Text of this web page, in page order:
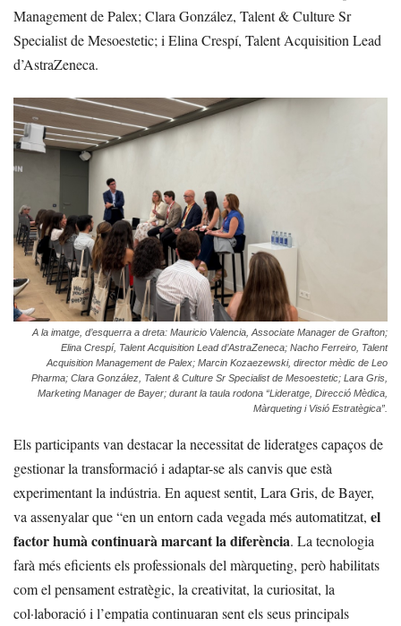
Management de Palex; Clara González, Talent & Culture Sr
Specialist de Mesoestetic; i Elina Crespí, Talent Acquisition Lead
d’AstraZeneca.
A la imatge, d’esquerra a dreta: Mauricio Valencia, Associate Manager de Grafton;
Elina Crespí, Talent Acquisition Lead d’AstraZeneca; Nacho Ferreiro, Talent
Acquisition Management de Palex; Marcin Kozaezewski, director mèdic de Leo
Pharma; Clara González, Talent & Culture Sr Specialist de Mesoestetic; Lara Gris,
Marketing Manager de Bayer; durant la taula rodona “Lideratge, Direcció Mèdica,
Màrqueting i Visió Estratègica”.
Els participants van destacar la necessitat de lideratges capaços de
gestionar la transformació i adaptar-se als canvis que està
experimentant la indústria. En aquest sentit, Lara Gris, de Bayer,
va assenyalar que “en un entorn cada vegada més automatitzat, el
factor humà continuarà marcant la diferència. La tecnologia
farà més eficients els professionals del màrqueting, però habilitats
com el pensament estratègic, la creativitat, la curiositat, la
col·laboració i l’empatia continuaran sent els seus principals